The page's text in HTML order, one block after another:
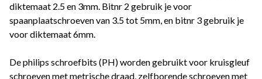
diktemaat 2.5 en 3mm. Bitnr 2 gebruik je voor
spaanplaatschroeven van 3.5 tot 5mm, en bitnr 3 gebruik je
voor diktemaat 6mm.
De philips schroefbits (PH) worden gebruikt voor kruisgleuf
schroeven met metrische draad, zelfborende schroeven met